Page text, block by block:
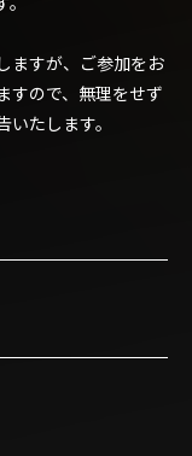
ますが、ご参加をお
すので、無理をせず
たします。